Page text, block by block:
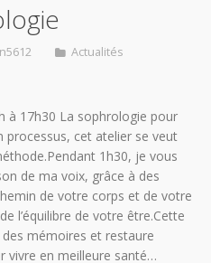
Actualités
à 17h30 La sophrologie pour
processus, cet atelier se veut
1h30, je vous
de ma voix, grâce à des
de votre corps et de votre
l’équilibre de votre être.Cette
mémoires et restaure
vivre en meilleure santé…